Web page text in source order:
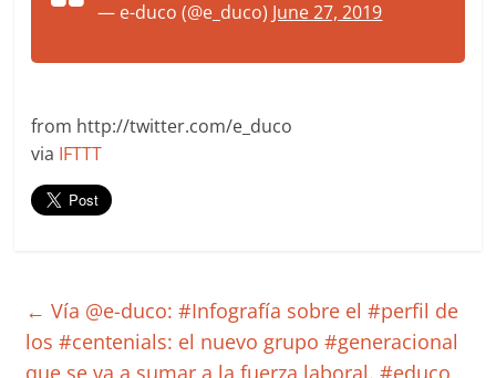
— e-duco (@e_duco) June 27, 2019
from http://twitter.com/e_duco
via IFTTT
← Vía @e-duco: #Infografía sobre el #perfil de
los #centenials: el nuevo grupo #generacional
que se va a sumar a la fuerza laboral. #educo